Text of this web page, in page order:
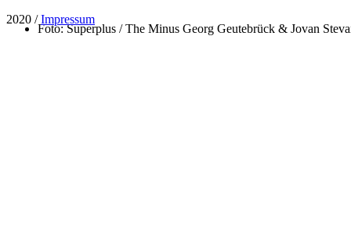
Foto: Superplus / The Minus Georg Geutebrück & Jovan
2020 /Impressum